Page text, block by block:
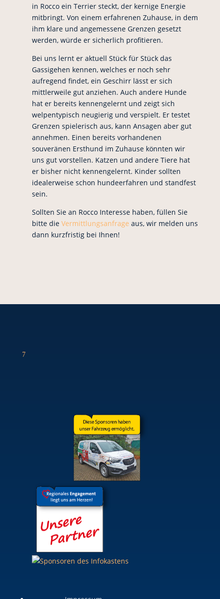
in Rocco ein Terrier steckt, der kernige Energie
mitbringt. Von einem erfahrenen Zuhause, in dem
ihm klare und angemessene Grenzen gesetzt
werden, würde er sicherlich profitieren.
Bei uns lernt er aktuell Stück für Stück das
Gassigehen kennen, welches er noch sehr
aufregend findet, ein Geschirr lässt er sich
mittlerweile gut anziehen. Auch andere Hunde
hat er bereits kennengelernt und zeigt sich
welpentypisch neugierig und verspielt. Er testet
Grenzen spielerisch aus, kann Ansagen aber gut
annehmen. Einen bereits vorhandenen
souveränen Ersthund im Zuhause könnten wir
uns gut vorstellen. Katzen und andere Tiere hat
er bisher nicht kennengelernt. Kinder sollten
idealerweise schon hundeerfahren und standfest
sein.
Sollten Sie an Rocco Interesse haben, füllen Sie
bitte die Vermittlungsanfrage aus, wir melden uns
dann kurzfristig bei Ihnen!
7